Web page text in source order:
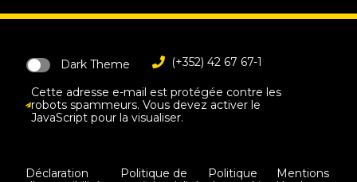
Dark Theme (+352) 42 67 67-1
Cette adresse e-mail est protégée contre les
robots spammeurs. Vous devez activer le
JavaScript pour la visualiser.
Déclaration
Politique de
Politique
Mentions